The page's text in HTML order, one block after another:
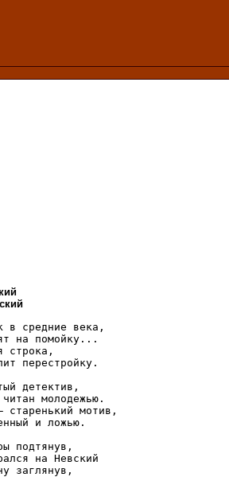
в средние века,
на помойку...
строка,
перестройку.
детектив,
молодежью.
старенький мотив,
и ложью.
подтянув,
на Невский
заглянув,